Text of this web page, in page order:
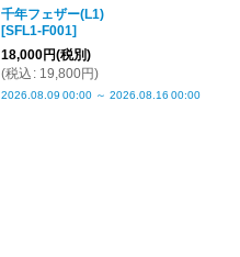
千年フェザー(L1)
[SFL1-F001]
18,000円(税別)
(税込 : 19,800円)
2026.08.09 00:00 ～ 2026.08.16 00:00